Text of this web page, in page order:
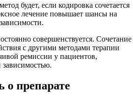
будет, если кодировка сочетается
лечение повышает шансы на
совершенствуется. Сочетание
с другими методами терапии
ремиссии у пациентов,
о препарате